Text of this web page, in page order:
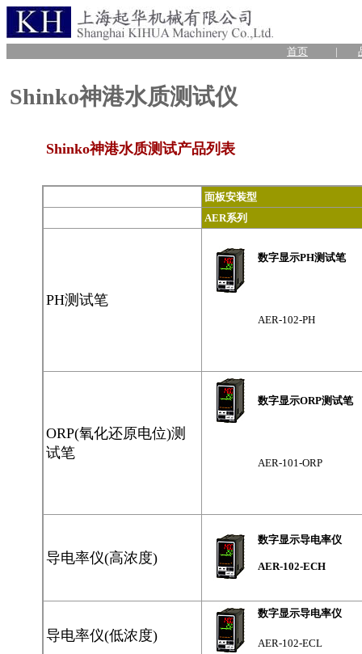
首页 |
Shinko神港水质测试仪
Shinko神港水质测试产品列表
面板安装型
AER系列
PH测试笔
数字显示PH测试笔
AER-102-PH
ORP(氧化还原电位)测
试笔
数字显示ORP测试笔
AER-101-ORP
导电率仪(高浓度)
数字显示导电率仪
AER-102-ECH
导电率仪(低浓度)
数字显示导电率仪
AER-102-ECL